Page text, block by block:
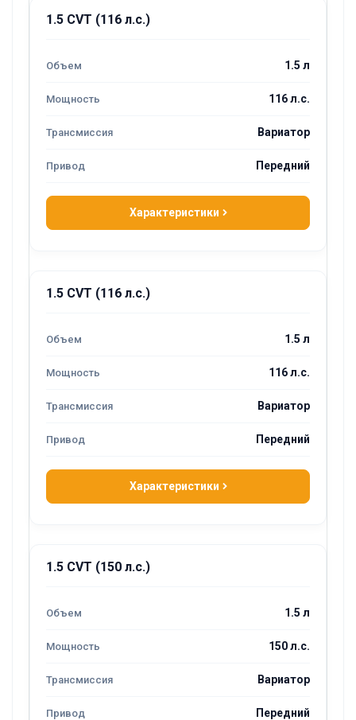
1.5 CVT (116 л.с.)
1.5 л
116 л.с.
Вариатор
Передний
Характеристики
1.5 CVT (116 л.с.)
1.5 л
116 л.с.
Вариатор
Передний
Характеристики
1.5 CVT (150 л.с.)
1.5 л
150 л.с.
Вариатор
Передний